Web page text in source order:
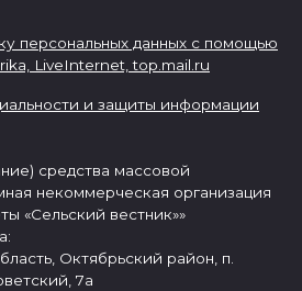
персональных данных с помощью
LiveInternet,top.mail.ru
и защиты информации
средства массовой
некоммерческая организация
«Сельский вестник»»
Октябрьский район, п.
7а